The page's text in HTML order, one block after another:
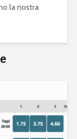
la nostra